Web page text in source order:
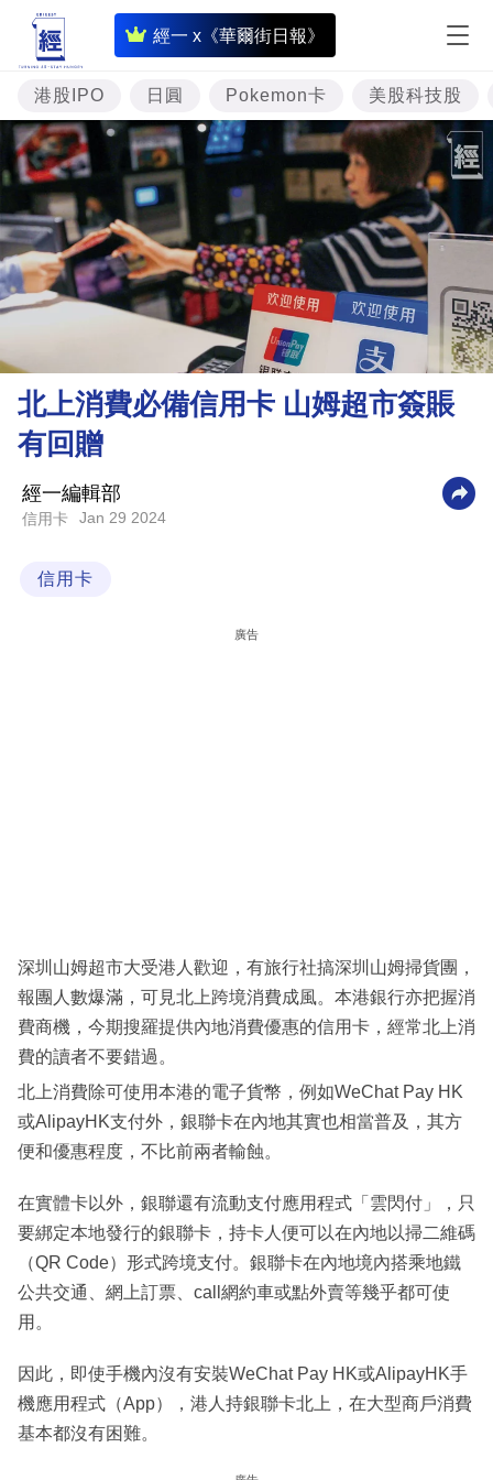
經一 x《華爾街日報》
即
時
財
經
專
題
投
資
樓
理
財
科
區
港股IPO 日圓 Pokemon卡 美股科技股
北上消費必備信用卡 山姆超市簽賬
有回贈
經一編輯部
信用卡 Jan 29 2024
信用卡
廣告
深圳山姆超市大受港人歡迎，有旅行社搞深圳山姆掃貨團，
報團人數爆滿，可見北上跨境消費成風。本港銀行亦把握消
費商機，今期搜羅提供內地消費優惠的信用卡，經常北上消
費的讀者不要錯過。
北上消費除可使用本港的電子貨幣，例如WeChat Pay HK
或AlipayHK支付外，銀聯卡在內地其實也相當普及，其方
便和優惠程度，不比前兩者輸蝕。
在實體卡以外，銀聯還有流動支付應用程式「雲閃付」，只
要綁定本地發行的銀聯卡，持卡人便可以在內地以掃二維碼
（QR Code）形式跨境支付。銀聯卡在內地境內搭乘地鐵
公共交通、網上訂票、call網約車或點外賣等幾乎都可使
用。
因此，即使手機內沒有安裝WeChat Pay HK或AlipayHK手
機應用程式（App），港人持銀聯卡北上，在大型商戶消費
基本都沒有困難。